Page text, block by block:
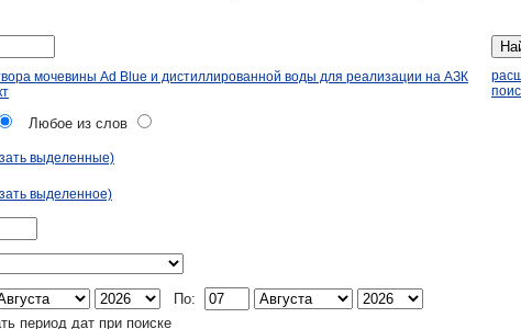
мочевины Ad Blue и дистиллированной воды для реализации на АЗК
Любое из слов
выделенные)
выделенное)
По:
период дат при поиске